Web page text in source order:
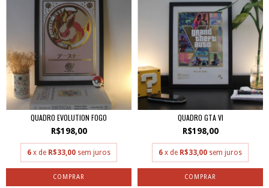
QUADRO EVOLUTION FOGO
R$198,00
6 x de R$33,00 sem juros
QUADRO GTA VI
R$198,00
6 x de R$33,00 sem juros